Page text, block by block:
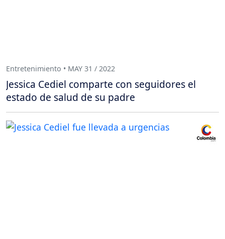
Entretenimiento • MAY 31 / 2022
Jessica Cediel comparte con seguidores el
estado de salud de su padre